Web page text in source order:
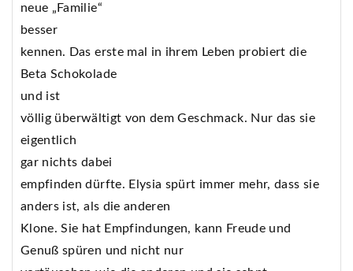
neue „Familie“
besser
kennen. Das erste mal in ihrem Leben probiert die
Beta Schokolade
und ist
völlig überwältigt von dem Geschmack. Nur das sie
eigentlich
gar nichts dabei
empfinden dürfte. Elysia spürt immer mehr, dass sie
anders ist, als die anderen
Klone. Sie hat Empfindungen, kann Freude und
Genuß spüren und nicht nur